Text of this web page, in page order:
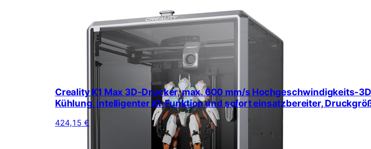
Creality K1 Max 3D-Drucker, max. 600 mm/s Hochgeschwindigkeits-
Kühlung, intelligenter KI-Funktion und sofort einsatzbereiter,
424,15 €